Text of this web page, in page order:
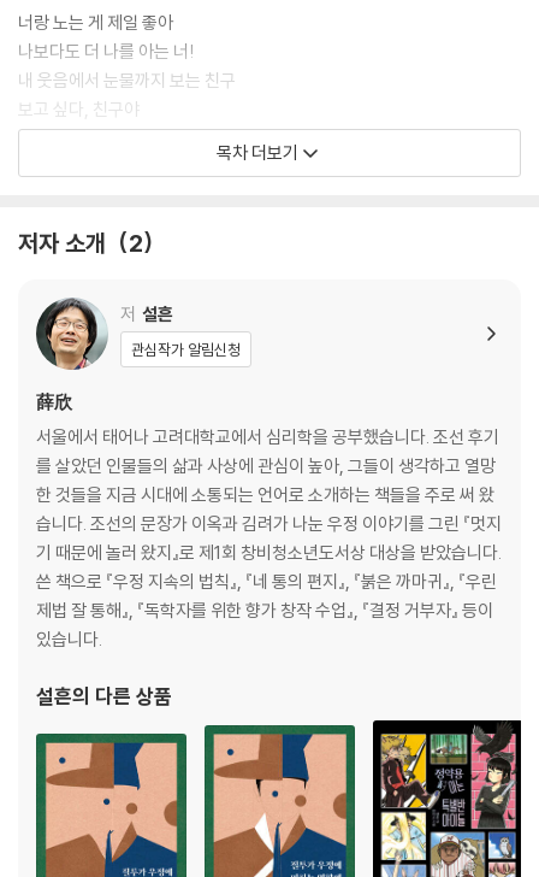
너랑 노는 게 제일 좋아
나보다도 더 나를 아는 너!
내 웃음에서 눈물까지 보는 친구
보고 싶다, 친구야
2장 내 마음이 유독 아팠던 이유
나도 싫은 내 모습
3장 누가 뭐라든 오직 ‘나’
도망간 ‘나’를 잡으라고?
나를 만나는 법
나의 가치를 알아주는 사람
진짜 어른
반드시 누군가는 손을 내민다
4장 가장 미련한 후회
떠난 후에 알게 되는 빈자리
자식의 마음
5장 진심이 통하는 관계의 법칙
남 탓할 시간에 나부터 돌아보자
칭찬할 때 칭찬하고, 욕해야 할 때 욕하자
믿고 신뢰하면 마음을 얻는다
목차 더보기
저자 소개 2
저 설흔
관심작가 알림신청
薛欣
서울에서 태어나 고려대학교에서 심리학을 공부했습니다. 조선 후기
를 살았던 인물들의 삶과 사상에 관심이 높아, 그들이 생각하고 열망
한 것들을 지금 시대에 소통되는 언어로 소개하는 책들을 주로 써 왔
습니다. 조선의 문장가 이옥과 김려가 나눈 우정 이야기를 그린 『멋지
기 때문에 놀러 왔지』로 제1회 창비청소년도서상 대상을 받았습니다.
쓴 책으로 『우정 지속의 법칙』, 『네 통의 편지』, 『붉은 까마귀』, 『우린
제법 잘 통해』, 『독학자를 위한 향가 창작 수업』, 『결정 거부자』 등이
있습니다.
설흔의 다른 상품